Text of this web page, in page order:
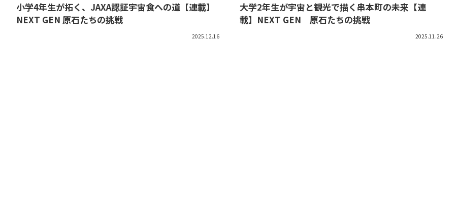
小学4年生が拓く、JAXA認証宇宙食への道【連載】
NEXT GEN 原石たちの挑戦
2025.12.16
大学2年生が宇宙と観光で描く串本町の未来【連
載】NEXT GEN 原石たちの挑戦
2025.11.26